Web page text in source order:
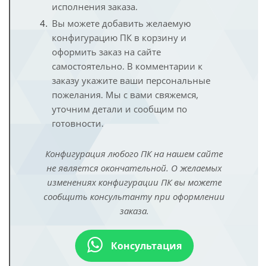
исполнения заказа.
Вы можете добавить желаемую
конфигурацию ПК в корзину и
оформить заказ на сайте
самостоятельно. В комментарии к
заказу укажите ваши персональные
пожелания. Мы с вами свяжемся,
уточним детали и сообщим по
готовности.
Конфигурация любого ПК на нашем сайте
не является окончательной. О желаемых
изменениях конфигурации ПК вы можете
сообщить консультанту при оформлении
заказа.
Консультация